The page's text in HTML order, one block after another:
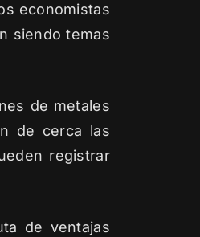
economistas
siendo temas
de metales
de cerca las
registrar
de ventajas